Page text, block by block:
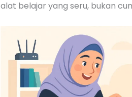
alat belajar yang seru, bukan